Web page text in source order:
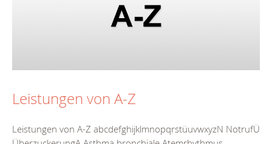
Leistungen von A-Z
Leistungen von A-Z abcdefghijklmnopqrstüuvwxyzN NotrufÜ